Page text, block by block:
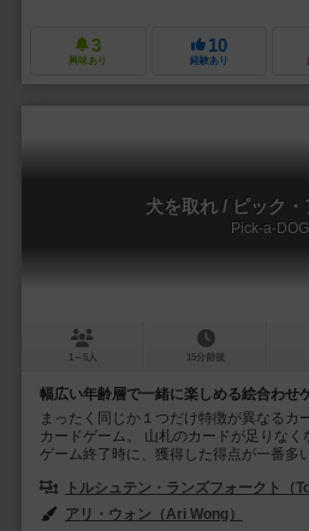
3
興味あり
10
経験あり
犬を取れ / ピック
Pick-a-DOG
1～5人 15分前後
幅広い年齢層で一緒に楽しめる絵合わせ
まったく同じか１つだけ特徴が異なるカ
カードゲーム。 山札のカードが足りなく
ゲーム終了時に、獲得した得点が一番多
トルシュテン・ランズフォークト（
アリ・ウォン（Ari Wong）